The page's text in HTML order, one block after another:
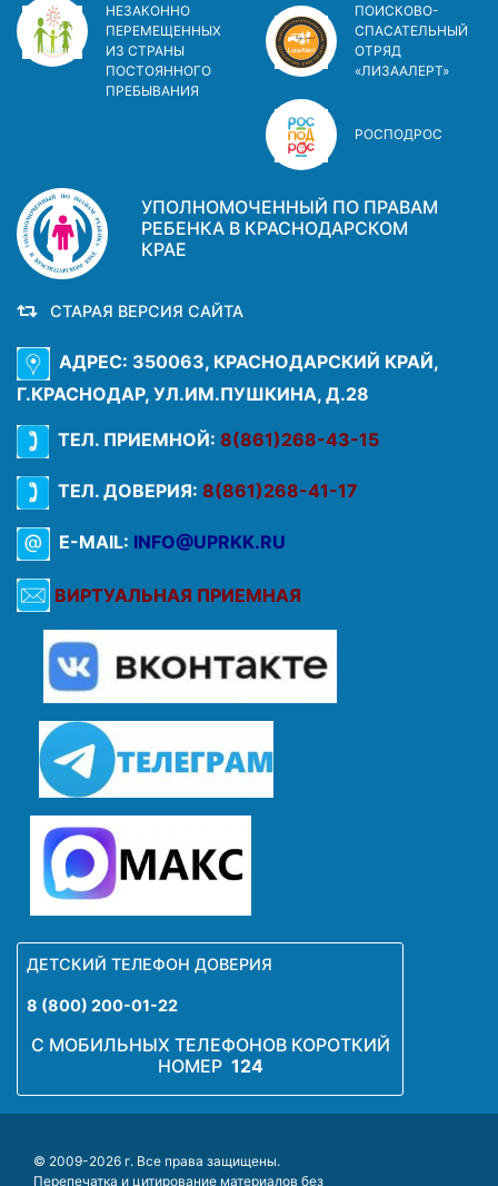
НЕЗАКОННО
ПЕРЕМЕЩЕННЫХ
ИЗ СТРАНЫ
ПОСТОЯННОГО
ПРЕБЫВАНИЯ
ПОИСКОВО-
СПАСАТЕЛЬНЫЙ
ОТРЯД
«ЛИЗААЛЕРТ»
РОСПОДРОС
УПОЛНОМОЧЕННЫЙ ПО ПРАВАМ
РЕБЕНКА В КРАСНОДАРСКОМ
КРАЕ
СТАРАЯ ВЕРСИЯ САЙТА
АДРЕС: 350063, КРАСНОДАРСКИЙ КРАЙ,
Г.КРАСНОДАР, УЛ.ИМ.ПУШКИНА, Д.28
ТЕЛ. ПРИЕМНОЙ: 8(861)268-43-15
ТЕЛ. ДОВЕРИЯ: 8(861)268-41-17
E-MAIL: INFO@UPRKK.RU
ВИРТУАЛЬНАЯ ПРИЕМНАЯ
ДЕТСКИЙ ТЕЛЕФОН ДОВЕРИЯ
8 (800) 200-01-22
С МОБИЛЬНЫХ ТЕЛЕФОНОВ КОРОТКИЙ
НОМЕР 124
© 2009-2026 г. Все права защищены.
Перепечатка и цитирование материалов без